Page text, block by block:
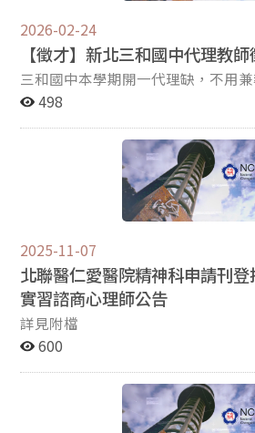
2026-02-24
【徵才】新北三和國中代理教
三和國中本學期開一代理缺，不用
498
2025-11-07
北聯醫仁愛醫院精神科申請刊
實習諮商心理師公告
詳見附檔
600